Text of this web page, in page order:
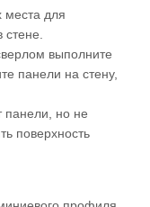
места для
выполните
панели на стену,
панели, но не
поверхность